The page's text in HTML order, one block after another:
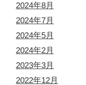
2024年8月
2024年7月
2024年5月
2024年2月
2023年3月
2022年12月